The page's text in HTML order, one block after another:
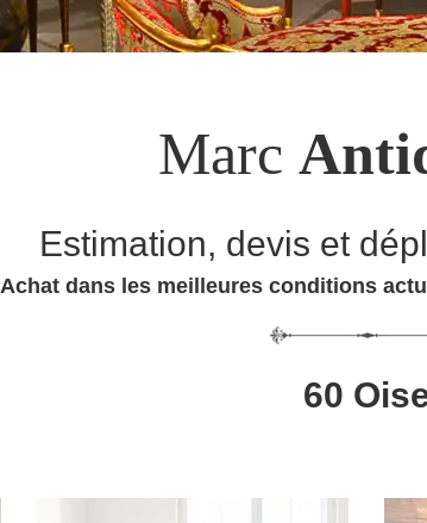
Marc
Estimation, devis et
Achat dans les meilleures conditions
60